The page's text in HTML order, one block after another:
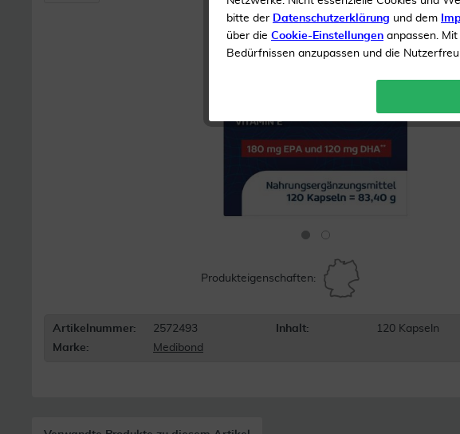
Produkteigenschaften:
Artikelnummer: 2572493 Inhalt:
120 Kapseln
Marke:
Medibond
bitte der Datenschutzerklärung und dem
über die Cookie-Einstellungen anpassen.
Bedürfnissen anzupassen und die